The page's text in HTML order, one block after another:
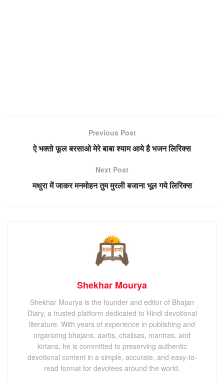
Previous Post
ऐ भक्तो फूल बरसाओ मेरे बाबा श्याम आये है भजन लिरिक्स
Next Post
मथुरा में जाकर मनमोहन तुम मुरली बजाना भूल गये लिरिक्स
Shekhar Mourya
Shekhar Mourya is the founder and editor of Bhajan
Diary, a trusted platform dedicated to Hindi devotional
literature. With years of experience in publishing and
organizing bhajans, aartis, chalisas, mantras, and
kirtans, he is committed to preserving authentic
devotional content in a simple, accurate, and easy-to-
read format for devotees around the world.